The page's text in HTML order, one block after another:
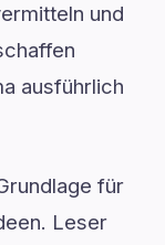
und
ausführlich
für
Leser